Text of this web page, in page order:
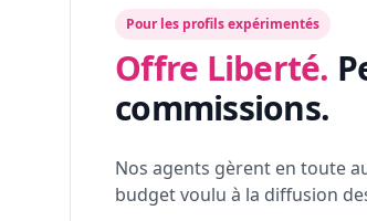
Pour les profils expérimentés
Offre Liberté.
commissions.
Nos agents gèrent en toute
budget voulu à la diffusion